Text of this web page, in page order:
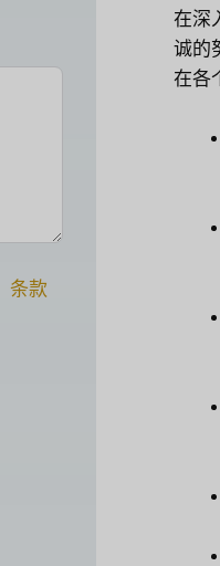
在深
诚的
在各
条款